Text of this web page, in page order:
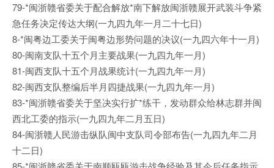
79-*闽浙赣省委关于配合解放*南下解放闽浙赣展开武装斗争紧
急任务决定传达大纲(一九四九年一月二十七日)
8-*闽粤边工委关于闽粤边形势问题的决议(一九四六年十一月)
80-闽南支队十五个月主要战果(一九四九年一月)
81-闽西支队十五个月战果统计(一九四九年一月)
82-闽西支队整编后半月四捷战果(一九四九年一月)
83-*闽浙赣省委关于坚决实行扩*练干，发动群众给林志群并闽
西北工委的指示(一九四九年二月五日)
84-闽浙赣人民游击纵队闽中支队司令部布告(一九四九年二月
十二日)